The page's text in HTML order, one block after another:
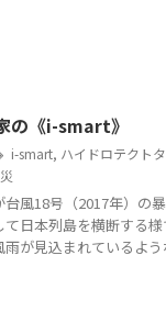
の《i-smart》
i-smart, ハイドロテクト
風18号（2017年）の
て日本列島を横断する
雨が見込まれているよ